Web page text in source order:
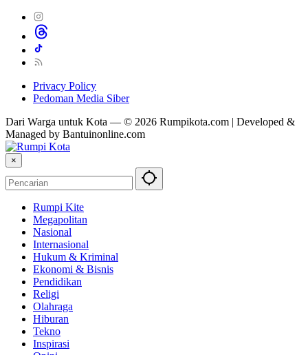
Privacy Policy
Pedoman Media Siber
Dari Warga untuk Kota — © 2026 Rumpikota.com | Developed &
Managed by Bantuinonline.com
×
Rumpi Kite
Megapolitan
Nasional
Internasional
Hukum & Kriminal
Ekonomi & Bisnis
Pendidikan
Religi
Olahraga
Hiburan
Tekno
Inspirasi